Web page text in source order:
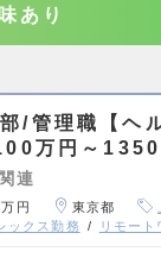
あり
/管理職【ヘ
万円～1350
連
円 東京都
ックス勤務 リモート